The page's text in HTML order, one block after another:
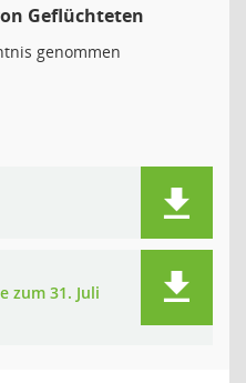
Geflüchteten
genommen
zum 31. Juli